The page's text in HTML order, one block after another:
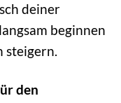
deiner
beginnen
steigern.
den